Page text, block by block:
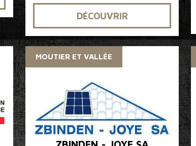
DÉCOUVRIR
MOUTIER ET VALLÉE